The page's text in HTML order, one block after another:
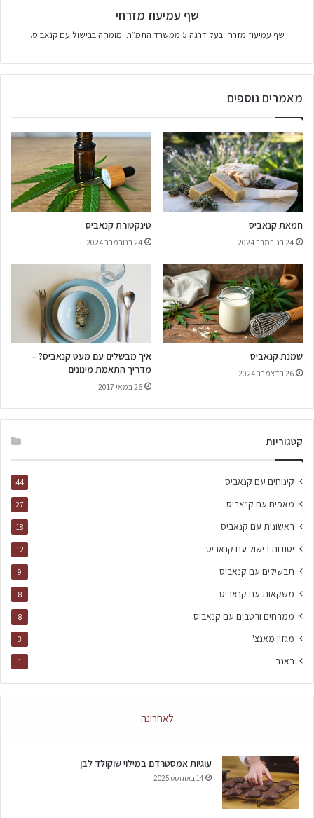
שף עמיעוז מזרחי
שף עמיעוז מזרחי בעל דרגה 5 ממשרד התמ״ת. מומחה בבישול עם קנאביס.
מאמרים נוספים
חמאת קנאביס
24 בנובמבר 2024
טינקטורת קנאביס
24 בנובמבר 2024
שמנת קנאביס
26 בדצמבר 2024
איך מבשלים עם מעט קנאביס? –
מדריך התאמת מינונים
26 במאי 2017
קטגוריות
קינוחים עם קנאביס 44
מאפים עם קנאביס 27
ראשונות עם קנאביס 18
יסודות בישול עם קנאביס 12
תבשילים עם קנאביס 9
משקאות עם קנאביס 8
ממרחים ורטבים עם קנאביס 8
מגזין מאנצ' 3
באנר 1
לאחרונה
עוגיות אמסטרדם במילוי שוקולד לבן
14 באוגוסט 2025